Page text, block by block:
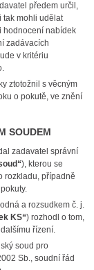
předem určil,
tak mohli udělat
hodnocení nabídek
zadávacích
v kritériu
ztotožnil s věcným
o pokutě, ve znění
zadavatel správní
), kterou se
rozkladu, případně
a rozsudkem č. j.
KS“) rozhodl o tom,
řízení.
soud pro
Sb., soudní řád